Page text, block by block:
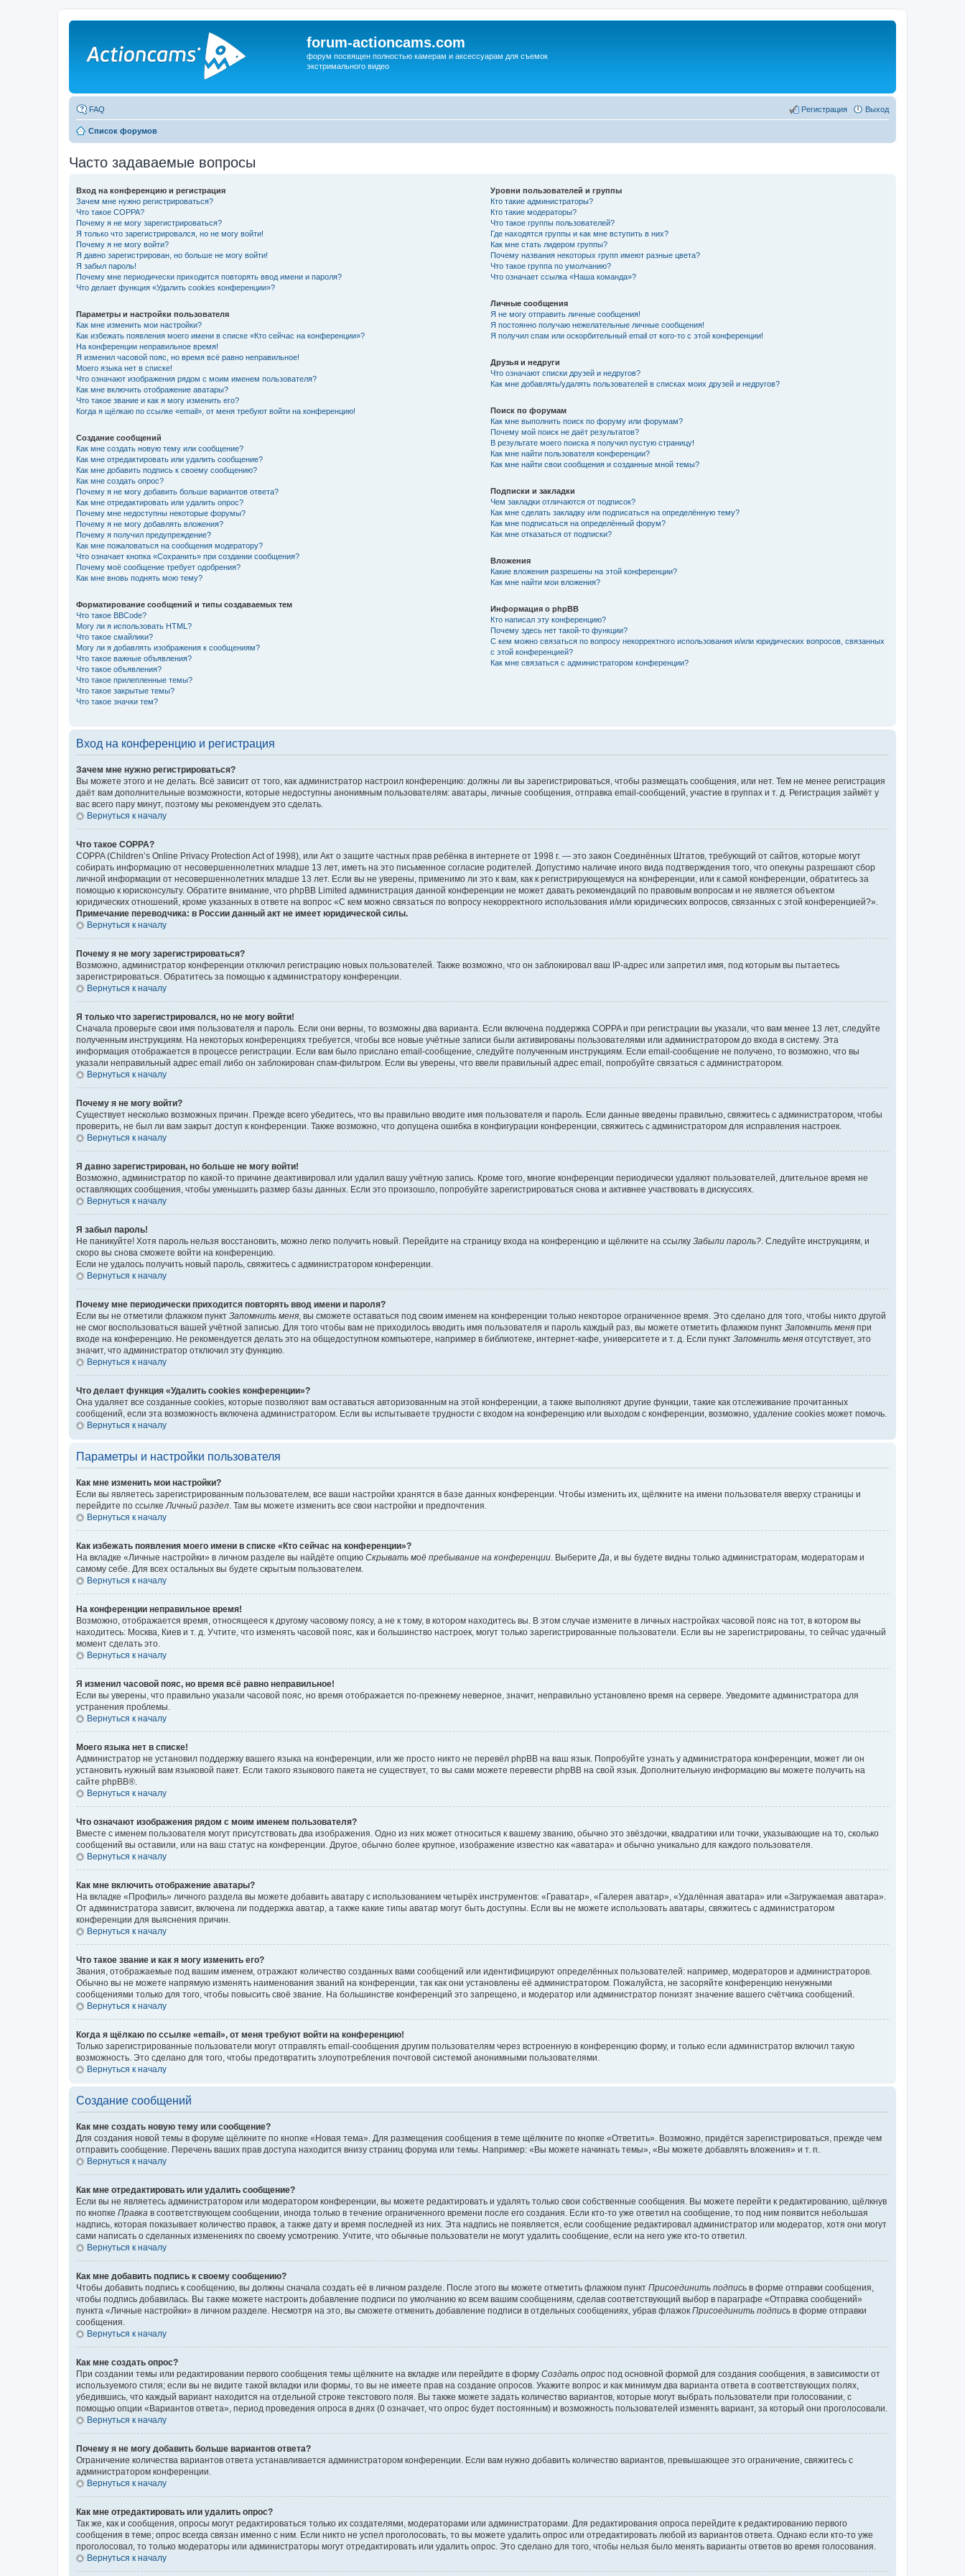
forum-actioncams.com
форум посвящен полностью камерам и аксессуарам для съемок
экстримального видео
FAQ Выход
Регистрация
Список форумов
Часто задаваемые вопросы
Вход на конференцию и регистрация
Зачем мне нужно регистрироваться?
Что такое COPPA?
Почему я не могу зарегистрироваться?
Я только что зарегистрировался, но не могу войти!
Почему я не могу войти?
Я давно зарегистрирован, но больше не могу войти!
Я забыл пароль!
Почему мне периодически приходится повторять ввод имени и пароля?
Что делает функция «Удалить cookies конференции»?
Параметры и настройки пользователя
Как мне изменить мои настройки?
Как избежать появления моего имени в списке «Кто сейчас на конференции»?
На конференции неправильное время!
Я изменил часовой пояс, но время всё равно неправильное!
Моего языка нет в списке!
Что означают изображения рядом с моим именем пользователя?
Как мне включить отображение аватары?
Что такое звание и как я могу изменить его?
Когда я щёлкаю по ссылке «email», от меня требуют войти на конференцию!
Создание сообщений
Как мне создать новую тему или сообщение?
Как мне отредактировать или удалить сообщение?
Как мне добавить подпись к своему сообщению?
Как мне создать опрос?
Почему я не могу добавить больше вариантов ответа?
Как мне отредактировать или удалить опрос?
Почему мне недоступны некоторые форумы?
Почему я не могу добавлять вложения?
Почему я получил предупреждение?
Как мне пожаловаться на сообщения модератору?
Что означает кнопка «Сохранить» при создании сообщения?
Почему моё сообщение требует одобрения?
Как мне вновь поднять мою тему?
Форматирование сообщений и типы создаваемых тем
Что такое BBCode?
Могу ли я использовать HTML?
Что такое смайлики?
Могу ли я добавлять изображения к сообщениям?
Что такое важные объявления?
Что такое объявления?
Что такое прилепленные темы?
Что такое закрытые темы?
Что такое значки тем?
Уровни пользователей и группы
Кто такие администраторы?
Кто такие модераторы?
Что такое группы пользователей?
Где находятся группы и как мне вступить в них?
Как мне стать лидером группы?
Почему названия некоторых групп имеют разные цвета?
Что такое группа по умолчанию?
Что означает ссылка «Наша команда»?
Личные сообщения
Я не могу отправить личные сообщения!
Я постоянно получаю нежелательные личные сообщения!
Я получил спам или оскорбительный email от кого-то с этой конференции!
Друзья и недруги
Что означают списки друзей и недругов?
Как мне добавлять/удалять пользователей в списках моих друзей и недругов?
Поиск по форумам
Как мне выполнить поиск по форуму или форумам?
Почему мой поиск не даёт результатов?
В результате моего поиска я получил пустую страницу!
Как мне найти пользователя конференции?
Как мне найти свои сообщения и созданные мной темы?
Подписки и закладки
Чем закладки отличаются от подписок?
Как мне сделать закладку или подписаться на определённую тему?
Как мне подписаться на определённый форум?
Как мне отказаться от подписки?
Вложения
Какие вложения разрешены на этой конференции?
Как мне найти мои вложения?
Информация о phpBB
Кто написал эту конференцию?
Почему здесь нет такой-то функции?
С кем можно связаться по вопросу некорректного использования и/или юридических вопросов, связанных
с этой конференцией?
Как мне связаться с администратором конференции?
Вход на конференцию и регистрация
Зачем мне нужно регистрироваться?
Вы можете этого и не делать. Всё зависит от того, как администратор настроил конференцию: должны ли вы зарегистрироваться, чтобы размещать сообщения, или нет. Тем не менее регистрация
даёт вам дополнительные возможности, которые недоступны анонимным пользователям: аватары, личные сообщения, отправка email-сообщений, участие в группах и т. д. Регистрация займёт у
вас всего пару минут, поэтому мы рекомендуем это сделать.
Вернуться к началу
Что такое COPPA?
COPPA (Children’s Online Privacy Protection Act of 1998), или Акт о защите частных прав ребёнка в интернете от 1998 г. — это закон Соединённых Штатов, требующий от сайтов, которые могут
собирать информацию от несовершеннолетних младше 13 лет, иметь на это письменное согласие родителей. Допустимо наличие иного вида подтверждения того, что опекуны разрешают сбор
личной информации от несовершеннолетних младше 13 лет. Если вы не уверены, применимо ли это к вам, как к регистрирующемуся на конференции, или к самой конференции, обратитесь за
помощью к юрисконсульту. Обратите внимание, что phpBB Limited администрация данной конференции не может давать рекомендаций по правовым вопросам и не является объектом
юридических отношений, кроме указанных в ответе на вопрос «С кем можно связаться по вопросу некорректного использования и/или юридических вопросов, связанных с этой конференцией?».
Примечание переводчика: в России данный акт не имеет юридической силы.
Вернуться к началу
Почему я не могу зарегистрироваться?
Возможно, администратор конференции отключил регистрацию новых пользователей. Также возможно, что он заблокировал ваш IP-адрес или запретил имя, под которым вы пытаетесь
зарегистрироваться. Обратитесь за помощью к администратору конференции.
Вернуться к началу
Я только что зарегистрировался, но не могу войти!
Сначала проверьте свои имя пользователя и пароль. Если они верны, то возможны два варианта. Если включена поддержка COPPA и при регистрации вы указали, что вам менее 13 лет, следуйте
полученным инструкциям. На некоторых конференциях требуется, чтобы все новые учётные записи были активированы пользователями или администратором до входа в систему. Эта
информация отображается в процессе регистрации. Если вам было прислано email-сообщение, следуйте полученным инструкциям. Если email-сообщение не получено, то возможно, что вы
указали неправильный адрес email либо он заблокирован спам-фильтром. Если вы уверены, что ввели правильный адрес email, попробуйте связаться с администратором.
Вернуться к началу
Почему я не могу войти?
Существует несколько возможных причин. Прежде всего убедитесь, что вы правильно вводите имя пользователя и пароль. Если данные введены правильно, свяжитесь с администратором, чтобы
проверить, не был ли вам закрыт доступ к конференции. Также возможно, что допущена ошибка в конфигурации конференции, свяжитесь с администратором для исправления настроек.
Вернуться к началу
Я давно зарегистрирован, но больше не могу войти!
Возможно, администратор по какой-то причине деактивировал или удалил вашу учётную запись. Кроме того, многие конференции периодически удаляют пользователей, длительное время не
оставляющих сообщения, чтобы уменьшить размер базы данных. Если это произошло, попробуйте зарегистрироваться снова и активнее участвовать в дискуссиях.
Вернуться к началу
Я забыл пароль!
Не паникуйте! Хотя пароль нельзя восстановить, можно легко получить новый. Перейдите на страницу входа на конференцию и щёлкните на ссылку Забыли пароль?. Следуйте инструкциям, и
скоро вы снова сможете войти на конференцию.
Если не удалось получить новый пароль, свяжитесь с администратором конференции.
Вернуться к началу
Почему мне периодически приходится повторять ввод имени и пароля?
Если вы не отметили флажком пункт Запомнить меня, вы сможете оставаться под своим именем на конференции только некоторое ограниченное время. Это сделано для того, чтобы никто другой
не смог воспользоваться вашей учётной записью. Для того чтобы вам не приходилось вводить имя пользователя и пароль каждый раз, вы можете отметить флажком пункт Запомнить меня при
входе на конференцию. Не рекомендуется делать это на общедоступном компьютере, например в библиотеке, интернет-кафе, университете и т. д. Если пункт Запомнить меня отсутствует, это
значит, что администратор отключил эту функцию.
Вернуться к началу
Что делает функция «Удалить cookies конференции»?
Она удаляет все созданные cookies, которые позволяют вам оставаться авторизованным на этой конференции, а также выполняют другие функции, такие как отслеживание прочитанных
сообщений, если эта возможность включена администратором. Если вы испытываете трудности с входом на конференцию или выходом с конференции, возможно, удаление cookies может помочь.
Вернуться к началу
Параметры и настройки пользователя
Как мне изменить мои настройки?
Если вы являетесь зарегистрированным пользователем, все ваши настройки хранятся в базе данных конференции. Чтобы изменить их, щёлкните на имени пользователя вверху страницы и
перейдите по ссылкеЛичный раздел. Там вы можете изменить все свои настройки и предпочтения.
Вернуться к началу
Как избежать появления моего имени в списке «Кто сейчас на конференции»?
На вкладке «Личные настройки» в личном разделе вы найдёте опцию Скрывать моё пребывание на конференции. ВыберитеДа, и вы будете видны только администраторам, модераторам и
самому себе. Для всех остальных вы будете скрытым пользователем.
Вернуться к началу
На конференции неправильное время!
Возможно, отображается время, относящееся к другому часовому поясу, а не к тому, в котором находитесь вы. В этом случае измените в личных настройках часовой пояс на тот, в котором вы
находитесь: Москва, Киев и т. д. Учтите, что изменять часовой пояс, как и большинство настроек, могут только зарегистрированные пользователи. Если вы не зарегистрированы, то сейчас удачный
момент сделать это.
Вернуться к началу
Я изменил часовой пояс, но время всё равно неправильное!
Если вы уверены, что правильно указали часовой пояс, но время отображается по-прежнему неверное, значит, неправильно установлено время на сервере. Уведомите администратора для
устранения проблемы.
Вернуться к началу
Моего языка нет в списке!
Администратор не установил поддержку вашего языка на конференции, или же просто никто не перевёл phpBB на ваш язык. Попробуйте узнать у администратора конференции, может ли он
установить нужный вам языковой пакет. Если такого языкового пакета не существует, то вы сами можете перевести phpBB на свой язык. Дополнительную информацию вы можете получить на
сайте phpBB®.
Вернуться к началу
Что означают изображения рядом с моим именем пользователя?
Вместе с именем пользователя могут присутствовать два изображения. Одно из них может относиться к вашему званию, обычно это звёздочки, квадратики или точки, указывающие на то, сколько
сообщений вы оставили, или на ваш статус на конференции. Другое, обычно более крупное, изображение известно как «аватара» и обычно уникально для каждого пользователя.
Вернуться к началу
Как мне включить отображение аватары?
На вкладке «Профиль» личного раздела вы можете добавить аватару с использованием четырёх инструментов: «Граватар», «Галерея аватар», «Удалённая аватара» или «Загружаемая аватара».
От администратора зависит, включена ли поддержка аватар, а также какие типы аватар могут быть доступны. Если вы не можете использовать аватары, свяжитесь с администратором
конференции для выяснения причин.
Вернуться к началу
Что такое звание и как я могу изменить его?
Звания, отображаемые под вашим именем, отражают количество созданных вами сообщений или идентифицируют определённых пользователей: например, модераторов и администраторов.
Обычно вы не можете напрямую изменять наименования званий на конференции, так как они установлены её администратором. Пожалуйста, не засоряйте конференцию ненужными
сообщениями только для того, чтобы повысить своё звание. На большинстве конференций это запрещено, и модератор или администратор понизят значение вашего счётчика сообщений.
Вернуться к началу
Когда я щёлкаю по ссылке «email», от меня требуют войти на конференцию!
Только зарегистрированные пользователи могут отправлять email-сообщения другим пользователям через встроенную в конференцию форму, и только если администратор включил такую
возможность. Это сделано для того, чтобы предотвратить злоупотребления почтовой системой анонимными пользователями.
Вернуться к началу
Создание сообщений
Как мне создать новую тему или сообщение?
Для создания новой темы в форуме щёлкните по кнопке «Новая тема». Для размещения сообщения в теме щёлкните по кнопке «Ответить». Возможно, придётся зарегистрироваться, прежде чем
отправить сообщение. Перечень ваших прав доступа находится внизу страниц форума или темы. Например: «Вы можете начинать темы», «Вы можете добавлять вложения» и т. п.
Вернуться к началу
Как мне отредактировать или удалить сообщение?
Если вы не являетесь администратором или модератором конференции, вы можете редактировать и удалять только свои собственные сообщения. Вы можете перейти к редактированию, щёлкнув
по кнопке Правка в соответствующем сообщении, иногда только в течение ограниченного времени после его создания. Если кто-то уже ответил на сообщение, то под ним появится небольшая
надпись, которая показывает количество правок, а также дату и время последней из них. Эта надпись не появляется, если сообщение редактировал администратор или модератор, хотя они могут
сами написать о сделанных изменениях по своему усмотрению. Учтите, что обычные пользователи не могут удалить сообщение, если на него уже кто-то ответил.
Вернуться к началу
Как мне добавить подпись к своему сообщению?
Чтобы добавить подпись к сообщению, вы должны сначала создать её в личном разделе. После этого вы можете отметить флажком пункт Присоединить подпись в форме отправки сообщения,
чтобы подпись добавилась. Вы также можете настроить добавление подписи по умолчанию ко всем вашим сообщениям, сделав соответствующий выбор в параграфе «Отправка сообщений»
пункта «Личные настройки» в личном разделе. Несмотря на это, вы сможете отменить добавление подписи в отдельных сообщениях, убрав флажок Присоединить подпись в форме отправки
сообщения.
Вернуться к началу
Как мне создать опрос?
При создании темы или редактировании первого сообщения темы щёлкните на вкладке или перейдите в форму Создать опрос под основной формой для создания сообщения, в зависимости от
используемого стиля; если вы не видите такой вкладки или формы, то вы не имеете прав на создание опросов. Укажите вопрос и как минимум два варианта ответа в соответствующих полях,
убедившись, что каждый вариант находится на отдельной строке текстового поля. Вы также можете задать количество вариантов, которые могут выбрать пользователи при голосовании, с
помощью опции «Вариантов ответа», период проведения опроса в днях (0 означает, что опрос будет постоянным) и возможность пользователей изменять вариант, за который они проголосовали.
Вернуться к началу
Почему я не могу добавить больше вариантов ответа?
Ограничение количества вариантов ответа устанавливается администратором конференции. Если вам нужно добавить количество вариантов, превышающее это ограничение, свяжитесь с
администратором конференции.
Вернуться к началу
Как мне отредактировать или удалить опрос?
Так же, как и сообщения, опросы могут редактироваться только их создателями, модераторами или администраторами. Для редактирования опроса перейдите к редактированию первого
сообщения в теме; опрос всегда связан именно с ним. Если никто не успел проголосовать, то вы можете удалить опрос или отредактировать любой из вариантов ответа. Однако если кто-то уже
проголосовал, то только модераторы или администраторы могут отредактировать или удалить опрос. Это сделано для того, чтобы нельзя было менять варианты ответов во время голосования.
Вернуться к началу